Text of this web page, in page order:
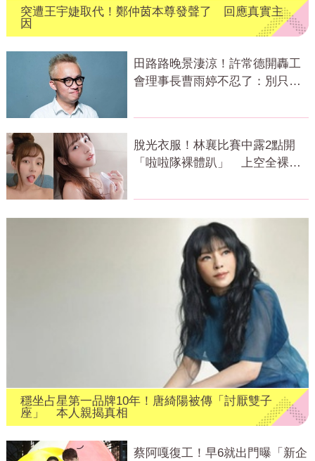
突遭王宇婕取代！鄭仲茵本尊發聲了 回應真實主
因
田路路晚景淒涼！許常德開轟工
會理事長曹雨婷不忍了：別只包
脫光衣服！林襄比賽中露2點開
「啦啦隊裸體趴」 上空全裸被
穩坐占星第一品牌10年！唐綺陽被傳「討厭雙子
座」 本人親揭真相
蔡阿嘎復工！早6就出門曝「新企